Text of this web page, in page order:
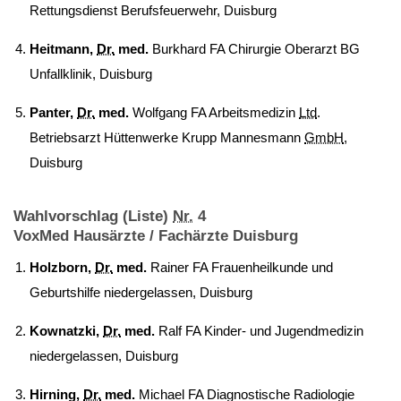
Rettungsdienst Berufsfeuerwehr, Duisburg
Heitmann, Dr. med. Burkhard FA Chirurgie Oberarzt BG
Unfallklinik, Duisburg
Panter, Dr. med. Wolfgang FA Arbeitsmedizin Ltd.
Betriebsarzt Hüttenwerke Krupp Mannesmann GmbH,
Duisburg
Wahlvorschlag (Liste) Nr. 4
VoxMed Hausärzte / Fachärzte Duisburg
Holzborn, Dr. med. Rainer FA Frauenheilkunde und
Geburtshilfe niedergelassen, Duisburg
Kownatzki, Dr. med. Ralf FA Kinder- und Jugendmedizin
niedergelassen, Duisburg
Hirning, Dr. med. Michael FA Diagnostische Radiologie